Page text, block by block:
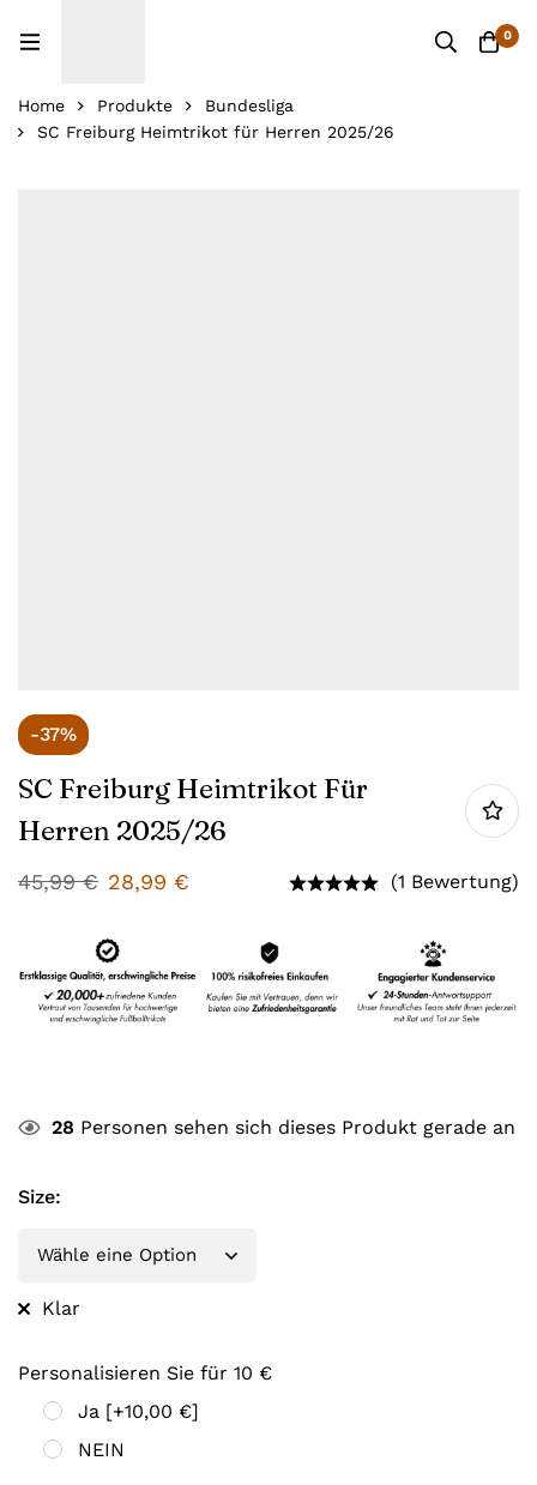
0
Home Produkte
Bundesliga
SC Freiburg Heimtrikot für Herren 2025/26
-37%
SC Freiburg Heimtrikot Für
Herren 2025/26
45,99€ 28,99 € (1 Bewertung)
28 Personen sehen sich dieses Produkt gerade an
Size:
Klar
Personalisieren Sie für 10 €
Ja [+10,00 €]
NEIN